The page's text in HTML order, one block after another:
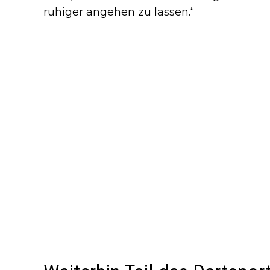
ruhiger angehen zu lassen.“